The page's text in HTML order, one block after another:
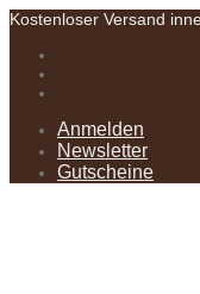
Kostenloser Versand
Anmelden
Newsletter
Gutscheine